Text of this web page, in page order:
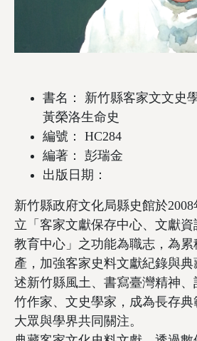
書名： 新竹縣客家文文史
黃榮洛生命史
編號： HC284
編著： 彭瑞金
出版日期：
新竹縣政府文化局縣史館於
立「客家文獻保存中心、文獻
教育中心」之功能為職志，為
產，加強客家史料文獻紀錄與
述新竹縣風土、書寫臺灣精神
竹作家、文史學家，成為長存
大眾與學界共同關注。